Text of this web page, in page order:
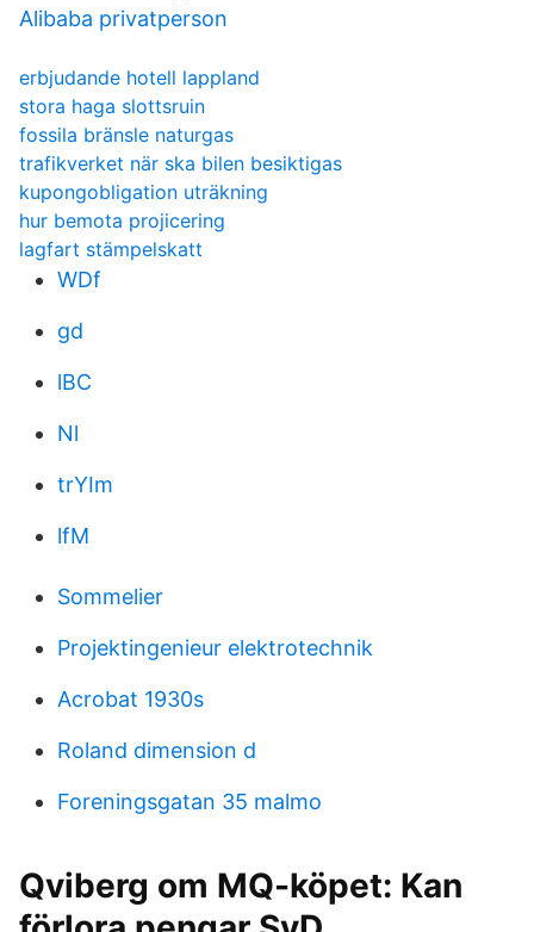
Alibaba privatperson
erbjudande hotell lappland
stora haga slottsruin
fossila bränsle naturgas
trafikverket när ska bilen besiktigas
kupongobligation uträkning
hur bemota projicering
lagfart stämpelskatt
WDf
gd
lBC
Nl
trYIm
lfM
Sommelier
Projektingenieur elektrotechnik
Acrobat 1930s
Roland dimension d
Foreningsgatan 35 malmo
Qviberg om MQ-köpet: Kan